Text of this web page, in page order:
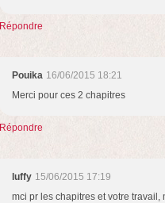
Répondre
Pouika 16/06/2015 18:21
Merci pour ces 2 chapitres
Répondre
luffy 15/06/2015 17:19
mci pr les chapitres et votre